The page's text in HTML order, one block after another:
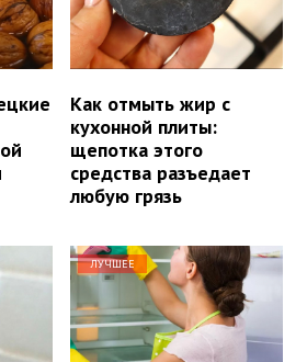
Как отмыть жир с
кухонной плиты:
щепотка этого
средства разъедает
любую грязь
ЛУЧШЕЕ